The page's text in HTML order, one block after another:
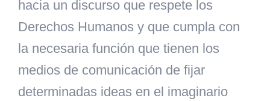
hacia un discurso que respete los
Derechos Humanos y que cumpla con
la necesaria función que tienen los
medios de comunicación de fijar
determinadas ideas en el imaginario